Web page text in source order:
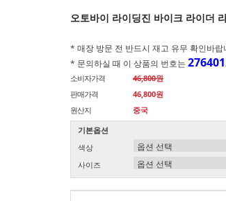
오토바이 라이딩진 바이크 라이더
* 매장 방문 전 반드시 재고 유무 확인바
* 문의하실 때 이 상품의 번호는
소비자가격
46,800원
판매가격
46,800원
원산지
중국
기본옵션
색상
사이즈